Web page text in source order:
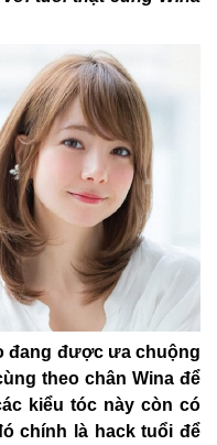
đang được ưa chuộng
theo chân Wina để
kiểu tóc này còn có
chính là hack tuổi để